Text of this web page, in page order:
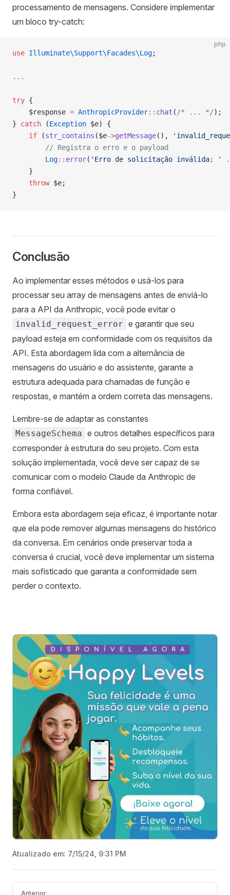
processamento de mensagens. Considere implementar
um bloco try-catch:
php
use Illuminate\Support\Facades\Log;
...
try {
    $response
= AnthropicProvider:: chat ( /* ... */);
} catch (Exception $e) {
    if
(str_contains ($e->getMessage(),
        // Registra o erro e o payload
        Log
:: error( 'Erro de solicitação inválida: '
.
    }
    throw
$e;
}
Conclusão
Ao implementar esses métodos e usá-los para
processar seu array de mensagens antes de enviá-lo
para a API da Anthropic, você pode evitar o
invalid_request_error e garantir que seu
payload esteja em conformidade com os requisitos da
API. Esta abordagem lida com a alternância de
mensagens do usuário e do assistente, garante a
estrutura adequada para chamadas de função e
respostas, e mantém a ordem correta das mensagens.
Lembre-se de adaptar as constantes
MessageSchema e outros detalhes específicos para
corresponder à estrutura do seu projeto. Com esta
solução implementada, você deve ser capaz de se
comunicar com o modelo Claude da Anthropic de
forma confiável.
Embora esta abordagem seja eficaz, é importante notar
que ela pode remover algumas mensagens do histórico
da conversa. Em cenários onde preservar toda a
conversa é crucial, você deve implementar um sistema
mais sofisticado que garanta a conformidade sem
perder o contexto.
Atualizado em: 7/15/24, 9:31 PM
Pager
Anterior